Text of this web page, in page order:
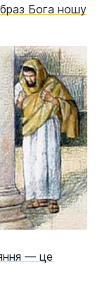
Бога ношу
— це